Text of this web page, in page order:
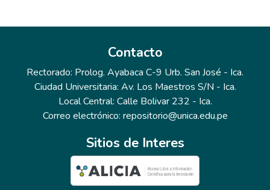
Contacto
Rectorado: Prolog. Ayabaca C-9 Urb. San José - Ica.
Ciudad Universitaria: Av. Los Maestros S/N - Ica.
Local Central: Calle Bolivar 232 - Ica.
Correo electrónico: repositorio@unica.edu.pe
Sitios de Interes